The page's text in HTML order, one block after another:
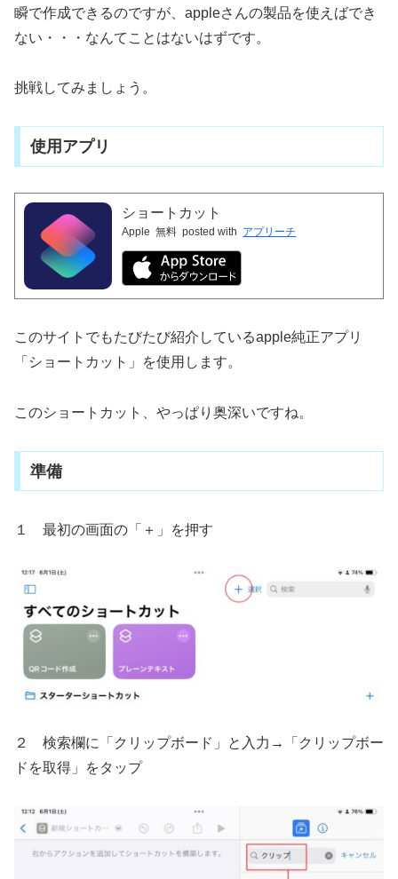
瞬で作成できるのですが、appleさんの製品を使えばでき
ない・・・なんてことはないはずです。
挑戦してみましょう。
使用アプリ
ショートカット
Apple 無料 posted with アプリーチ
このサイトでもたびたび紹介しているapple純正アプリ
「ショートカット」を使用します。
このショートカット、やっぱり奥深いですね。
準備
１ 最初の画面の「＋」を押す
２ 検索欄に「クリップボード」と入力→「クリップボー
ドを取得」をタップ